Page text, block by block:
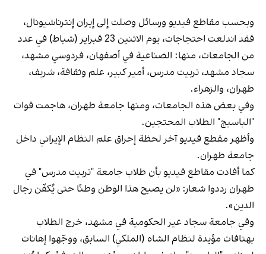
وبحسب مقاطع فيديو ورسائل وصلت إلى إيران إنترناشيونال،
فقد اندلعت احتجاجات، يوم الاثنين 23 فبراير (شباط) في عدد
من الجامعات، منها: الصناعية في أصفهان، فردوسي مشهد،
سجاد مشهد، تربيت مدرس، أمير كبير، علم وثقافة، شريف،
طهران، والزهراء.
وفي بعض هذه الجامعات، ومنها جامعة طهران، هاجمت قوات
"الباسيج" الطلاب المحتجين.
وأظهر مقطع فيديو آخر لحظة إحراق علم النظام الإيراني داخل
جامعة طهران.
كما أفادت مقاطع فيديو بأن طلاب جامعة "تربيت مدرس" في
طهران رددوا شعار: «لن يصبح هذا الوطن وطنًا حتى يُكفّن رجال
الدين».
وفي جامعة سجاد غير الحكومية في مشهد، خرج الطلاب
بهتافات مؤيدة لنظام الشاه (الملكي) السابق، ووجّهوا إهانات